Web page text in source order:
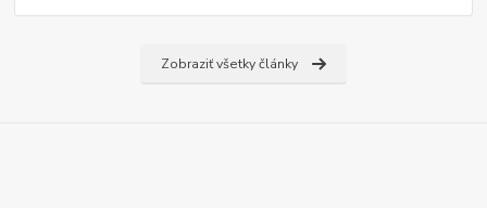
Zobraziť všetky články